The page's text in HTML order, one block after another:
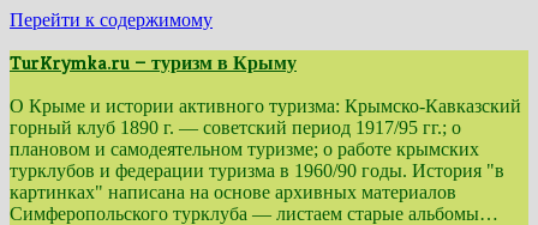
Перейти к содержимому
TurKrymka.ru — туризм в Крыму
О Крыме и истории активного туризма: Крымско-Кавказский
горный клуб 1890 г. — советский период 1917/95 гг.; о
плановом и самодеятельном туризме; о работе крымских
турклубов и федерации туризма в 1960/90 годы. История "в
картинках" написана на основе архивных материалов
Симферопольского турклуба — листаем старые альбомы…